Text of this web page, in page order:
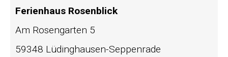
Ferienhaus Rosenblick
Am Rosengarten 5
59348 Lüdinghausen-Seppenrade